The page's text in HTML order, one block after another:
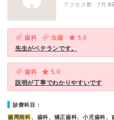
アクセス数 7月:65
歯科 虫歯
5.0
先生がベテランです。
歯科
5.0
説明が丁寧でわかりやすいです
診療科目：
歯周病科 、歯科、矯正歯科、小児歯科